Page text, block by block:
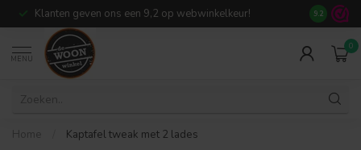
Klanten geven ons een 9,2 op webwinkelkeur! Meer dan
9.2
MENU
0
Home Kaptafel tweak met 2 lades